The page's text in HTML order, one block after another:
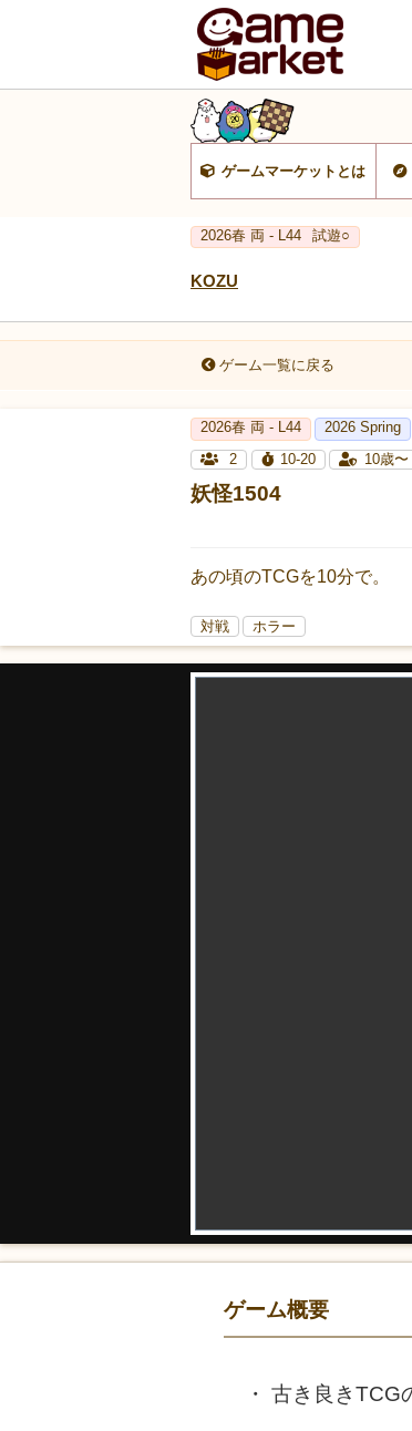
ゲームマーケットとは
2026春 両 - L44 試遊○
KOZU
ゲーム一覧に戻る
2026春 両 - L44
2026 Spring
2
10-20 10歳〜
妖怪1504
あの頃のTCGを10分で。
対戦 ホラー
ゲーム概要
古き良きTCG